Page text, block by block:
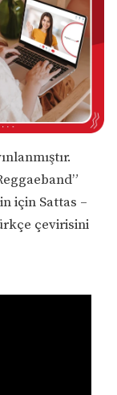
için Sattas –
çevirisini